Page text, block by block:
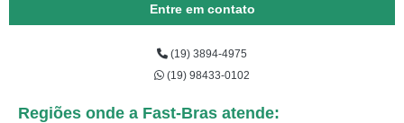
Entre em contato
(19) 3894-4975
(19) 98433-0102
Regiões onde a Fast-Bras atende: